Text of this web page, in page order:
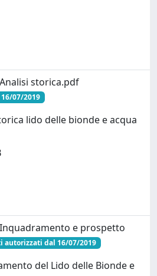
storica.pdf
07/2019
lido delle bionde e acqua
e prospetto
autorizzati dal 16/07/2019
del Lido delle Bionde e